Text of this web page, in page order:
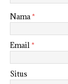
Nama*
Email *
Situs